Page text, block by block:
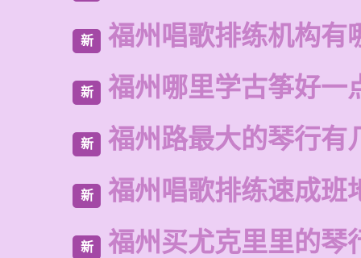
新 福州唱歌排练机构有
新 福州哪里学古筝好一
新 福州路最大的琴行有
新 福州唱歌排练速成班
新 福州买尤克里里的琴